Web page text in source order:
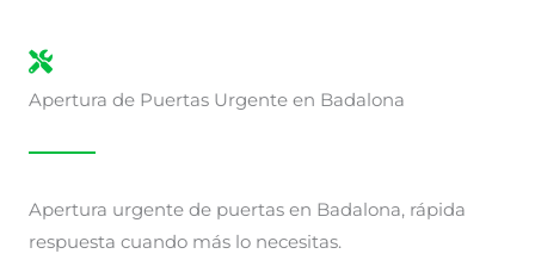
Apertura de Puertas Urgente en Badalona
Apertura urgente de puertas en Badalona, rápida
respuesta cuando más lo necesitas.